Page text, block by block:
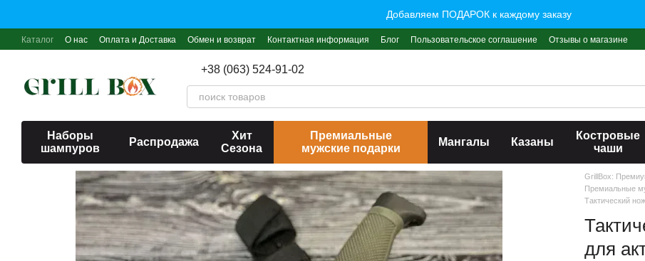
Добавляем ПОДАРОК к каждому заказу
Каталог О нас Оплата и Доставка Обмен и возврат Контактная информация Блог Пользовательское соглашение Отзывы о магазине
+38 (063) 524-91-02
Наборы
шампуров
Распродажа
Хит
Сезона
Премиальные
мужские подарки
Мангалы Казаны
Костровые
чаши
GrillBox:
Премиальные
Тактический
для